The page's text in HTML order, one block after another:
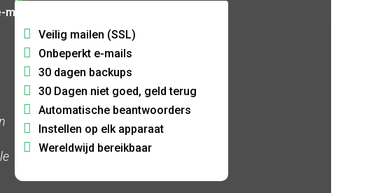
Veilig mailen (SSL)
Onbeperkt e-mails
30 dagen backups
30 Dagen niet goed, geld terug
Automatische beantwoorders
Instellen op elk apparaat
Wereldwijd bereikbaar